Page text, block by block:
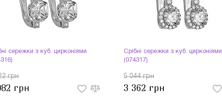
сережки з куб. цирконіями
грн
грн
Срібні сережки з куб. цирконіями
(074317)
5 044 грн
3 362 грн